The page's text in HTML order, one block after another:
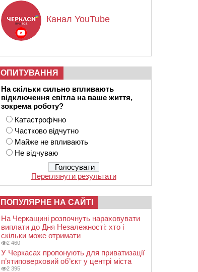
Канал YouTube
ОПИТУВАННЯ
На скільки сильно впливають
відключення світла на ваше життя,
зокрема роботу?
Катастрофічно
Частково відчутно
Майже не впливають
Не відчуваю
Переглянути результати
ПОПУЛЯРНЕ НА САЙТІ
На Черкащині розпочнуть нараховувати
виплати до Дня Незалежності: хто і
скільки може отримати
2 460
У Черкасах пропонують для приватизації
п’ятиповерховий об’єкт у центрі міста
2 395